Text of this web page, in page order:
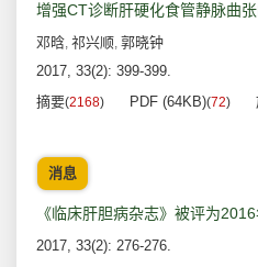
增强CT诊断肝硬化食管静脉曲
邓晗, 祁兴顺, 郭晓钟
2017, 33(2): 399-399.
摘要(2168) PDF (64KB)(72)
消息
《临床肝胆病杂志》被评为
2017, 33(2): 276-276.